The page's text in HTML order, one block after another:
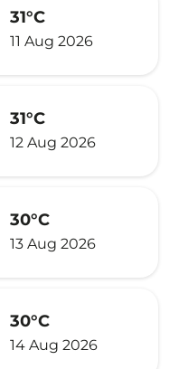
31°C
11 Aug 2026
31°C
12 Aug 2026
30°C
13 Aug 2026
30°C
14 Aug 2026